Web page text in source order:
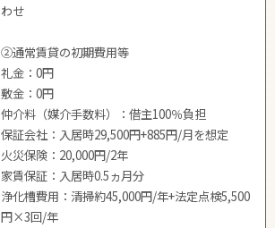
わせ
②通常賃貸の初期費用等
礼金：0円
敷金：0円
仲介料（媒介手数料）：借主100％負担
保証会社：入居時29,500円+885円/月を想定
火災保険：20,000円/2年
家賃保証：入居時0.5ヵ月分
浄化槽費用：清掃約45,000円/年+法定点検5,500
円×3回/年